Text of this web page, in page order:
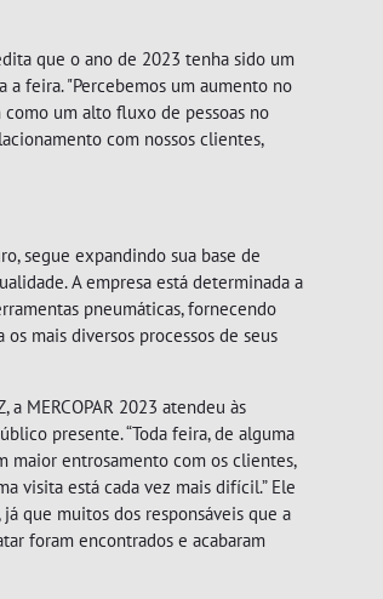
DE
ROLOS
que o ano de 2023 tenha sido um
a feira. "Percebemos um aumento no
um alto fluxo de pessoas no
com nossos clientes,
segue expandindo sua base de
A empresa está determinada a
pneumáticas, fornecendo
mais diversos processos de seus
a MERCOPAR 2023 atendeu às
presente. “Toda feira, de alguma
maior entrosamento com os clientes,
visita está cada vez mais difícil.” Ele
que muitos dos responsáveis que a
foram encontrados e acabaram